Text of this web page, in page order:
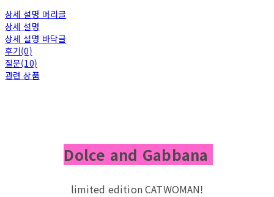
상세 설명 머리글
상세 설명
상세 설명 바닥글
후기(0)
질문(10)
관련 상품
Dolce and Gabbana
limited edition CATWOMAN!